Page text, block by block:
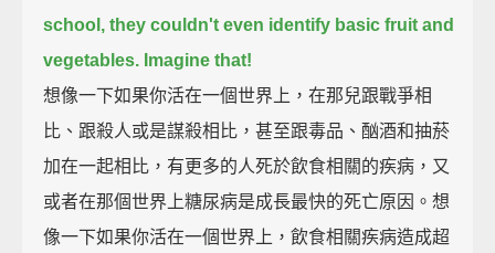
school, they couldn't even identify basic fruit and
vegetables. Imagine that!
想像一下如果你活在一個世界上，在那兒跟戰爭相
比、跟殺人或是謀殺相比，甚至跟毒品、酗酒和抽菸
加在一起相比，有更多的人死於飲食相關的疾病，又
或者在那個世界上糖尿病是成長最快的死亡原因。想
像一下如果你活在一個世界上，飲食相關疾病造成超